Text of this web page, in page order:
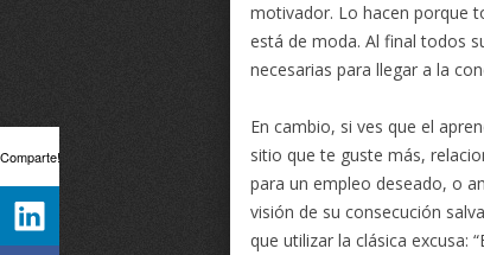
motivador. Lo hacen porque
está de moda. Al final todos
necesarias para llegar a la
En cambio, si ves que el
sitio que te guste más,
para un empleo deseado, o
visión de su consecución
que utilizar la clásica excusa:
Comparte!